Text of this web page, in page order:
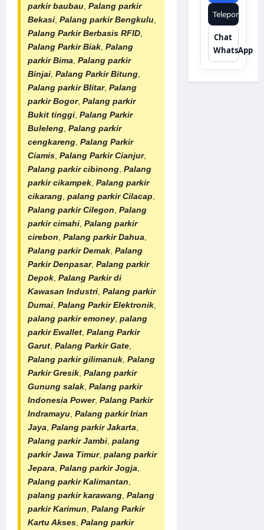
parkir baubau Palang parkir
Bekasi Palang parkir Bengkulu
Palang Parkir Berbasis RFID
Palang Parkir Biak Palang
parkir Bima Palang parkir
Binjai Palang Parkir Bitung
Palang parkir Blitar, Palang
parkir Bogor, Palang parkir
Bukit tinggi Palang Parkir
Buleleng Palang parkir
cengkareng Palang Parkir
Ciamis Palang Parkir Cianjur,
Palang parkir cibinong Palang
parkir cikampek Palang parkir
cikarang palang parkir Cilacap
Palang parkir Cilegon Palang
parkir cimahi Palang parkir
cirebon Palang parkir Dahua
Palang parkir Demak Palang
Parkir Denpasar, Palang parkir
Depok Palang Parkir di
Kawasan Industri Palang parkir
Dumai Palang Parkir Elektronik
palang parkir emoney palang
parkir Ewallet Palang Parkir
Garut Palang Parkir Gate
Palang parkir gilimanuk Palang
Parkir Gresik Palang parkir
Gunung salak Palang parkir
Indonesia Power, Palang Parkir
Indramayu Palang parkir Irian
Jaya Palang parkir Jakarta
Palang parkir Jambi palang
parkir Jawa Timur, palang parkir
Jepara Palang parkir Jogja
Palang parkir Kalimantan
palang parkir karawang Palang
parkir Karimun Palang Parkir
Kartu Akses Palang parkir
Telepon
Chat
WhatsApp